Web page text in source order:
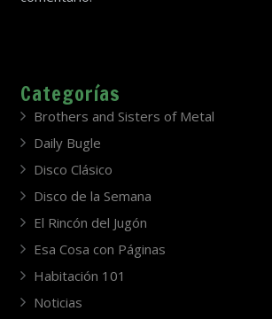
Categorías
Brothers and Sisters of Metal
Daily Bugle
Disco Clásico
Disco de la Semana
El Rincón del Jugón
Esa Cosa con Páginas
Habitación 101
Noticias